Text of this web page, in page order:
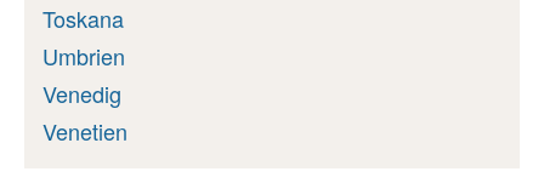
Toskana
Umbrien
Venedig
Venetien